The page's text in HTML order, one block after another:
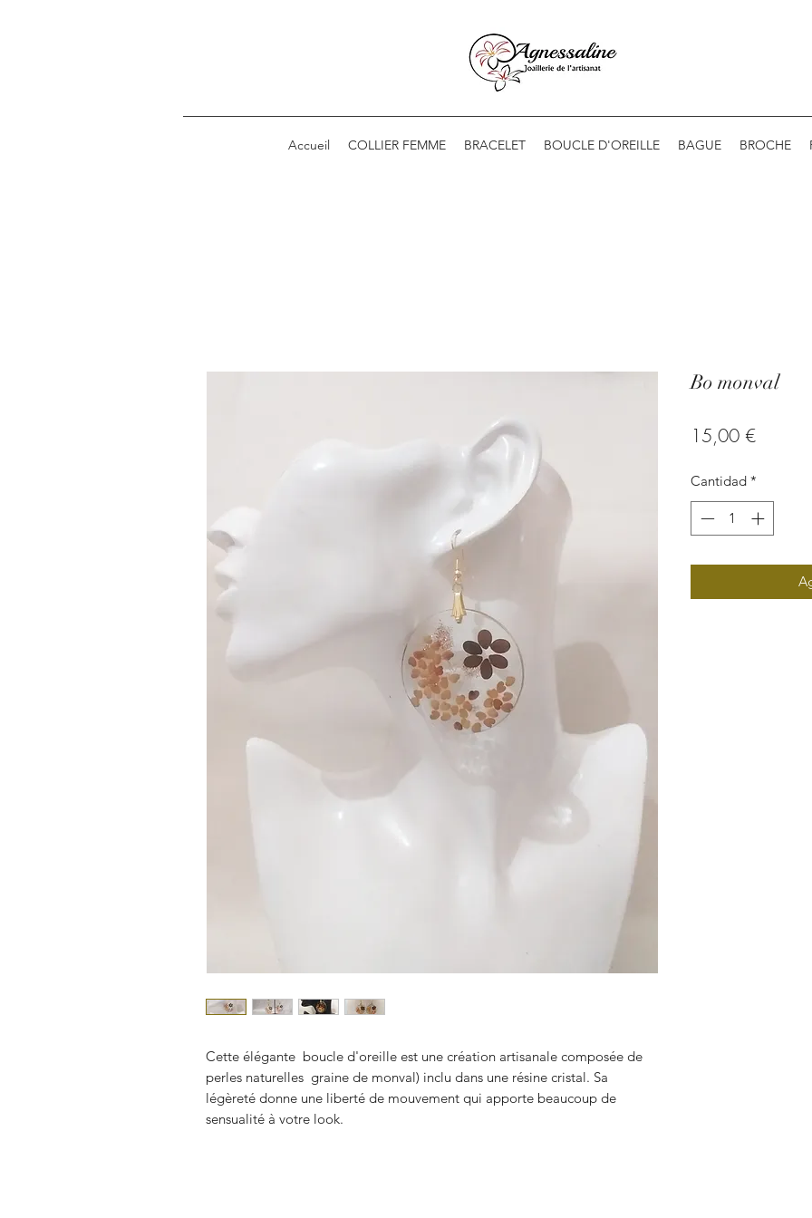
Accueil COLLIER FEMME BRACELET BOUCLE D'OREILLE BAGUE BROCHE
Cette élégante boucle d'oreille est une création artisanale composée de
perles naturelles graine de monval) inclu dans une résine cristal. Sa
légèreté donne une liberté de mouvement qui apporte beaucoup de
sensualité à votre look.
Bo monval
15,00 €Precio
Cantidad *